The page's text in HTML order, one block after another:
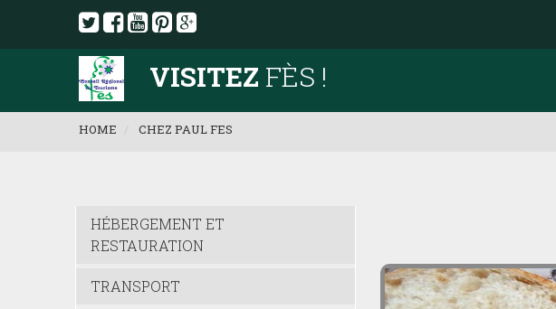
VISITEZ FÈS !
HOME CHEZ PAUL FES
HÉBERGEMENT ET
RESTAURATION
TRANSPORT